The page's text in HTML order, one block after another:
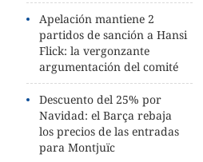
Apelación mantiene 2
partidos de sanción a Hansi
Flick: la vergonzante
argumentación del comité
Descuento del 25% por
Navidad: el Barça rebaja
los precios de las entradas
para Montjuïc